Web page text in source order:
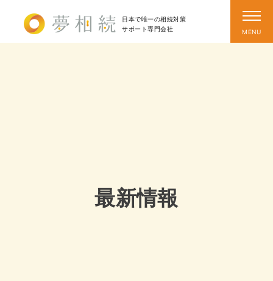
日本で唯一の相続対策
サポート専門会社
最新情報